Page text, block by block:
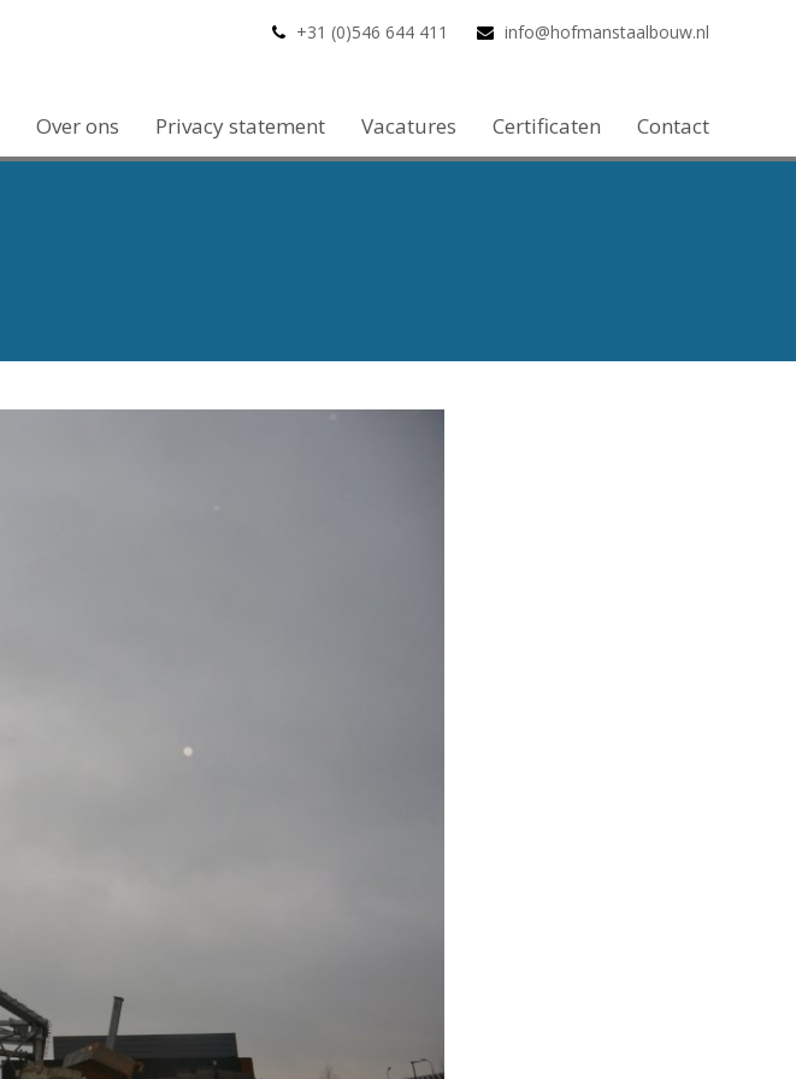
+31 (0)546 644 411 info@hofmanstaalbouw.nl
Over ons Privacy statement Vacatures Certificaten Contact